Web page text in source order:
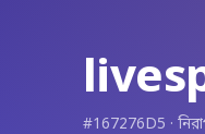
#167276D5 ·